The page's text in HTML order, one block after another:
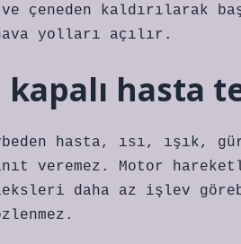
çeneden
yolları açılır.
hasta
hasta, ısı, ışık,
veremez. Motor
daha az işlev